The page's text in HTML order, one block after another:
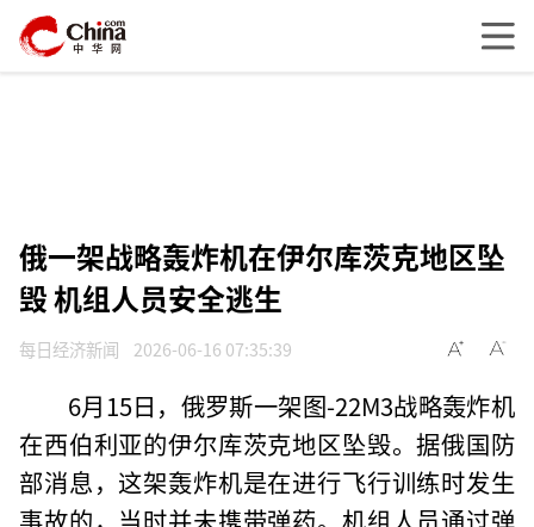
俄一架战略轰炸机在伊尔库茨克地区坠
毁 机组人员安全逃生
每日经济新闻 2026-06-16 07:35:39
6月15日，俄罗斯一架图-22M3战略轰炸机
在西伯利亚的伊尔库茨克地区坠毁。据俄国防
部消息，这架轰炸机是在进行飞行训练时发生
事故的，当时并未携带弹药。机组人员通过弹